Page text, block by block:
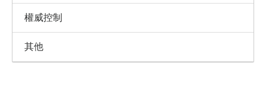
權威控制
其他